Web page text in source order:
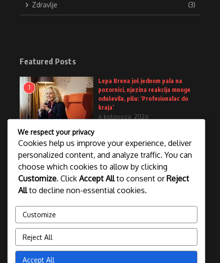
Zdravlje (3)
Featured Posts
1
Lepa Brena još jednom pala na
pozornici, njezina reakcija mnoge
oduševila, pišu: ‘Profesionalac do
kraja’
6 kolovoza, 2026
2
zarađivati
6 kolovoza, 2026
Severina tokom koncerta govorila o
6 kolovoza, 2026
We respect your privacy
Cookies help us improve your experience, deliver
personalized content, and analyze traffic. You can
choose which cookies to allow by clicking
Customize. Click Accept Allto consent orReject
Allto decline non-essential cookies.
Customize
Reject All
Accept All